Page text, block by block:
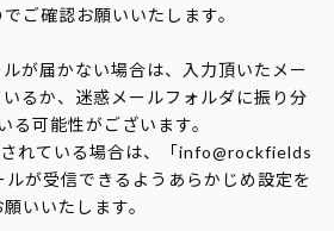
ご確認お願いいたします。
が届かない場合は、入力頂いたメー
るか、迷惑メールフォルダに振り分
る可能性がございます。
れている場合は、「info@rockfields
が受信できるようあらかじめ設定を
願いいたします。